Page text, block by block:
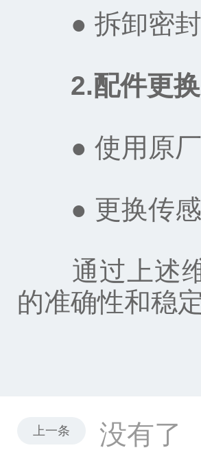
● 拆卸密封
2.配件更换‌
● 使用原厂
● 更换传感
通过上述维
的准确性和稳定
上一条 没有了